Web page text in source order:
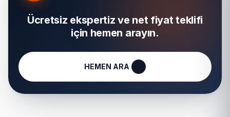
Ücretsiz ekspertiz ve net fiyat teklifi
için hemen arayın.
HEMEN ARA